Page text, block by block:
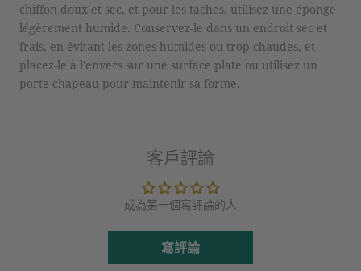
chiffon doux et sec, et pour les taches, utilisez une éponge
légèrement humide. Conservez-le dans un endroit sec et
frais, en évitant les zones humides ou trop chaudes, et
placez-le à l'envers sur une surface plate ou utilisez un
porte-chapeau pour maintenir sa forme.
客戶評論
成為第一個寫評論的人
寫評論